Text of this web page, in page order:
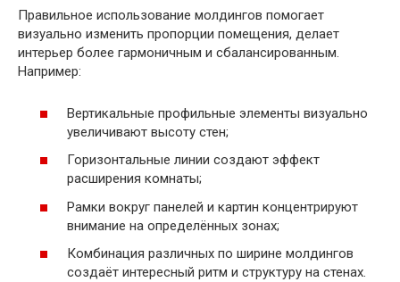
Правильное использование молдингов помогает
визуально изменить пропорции помещения, делает
интерьер более гармоничным и сбалансированным.
Например:
Вертикальные профильные элементы визуально
увеличивают высоту стен;
Горизонтальные линии создают эффект
расширения комнаты;
Рамки вокруг панелей и картин концентрируют
внимание на определённых зонах;
Комбинация различных по ширине молдингов
создаёт интересный ритм и структуру на стенах.